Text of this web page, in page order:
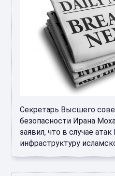
Секретарь Высшего
безопасности Ирана
заявил, что в случае атак
инфраструктуру